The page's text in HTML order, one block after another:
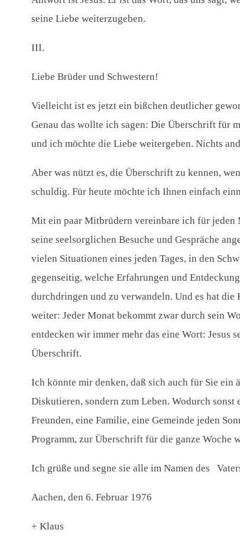
seine Liebe weiterzugeben.
III.
Liebe Brüder und Schwestern!
Vielleicht ist es jetzt ein bißchen deutlicher
Genau das wollte ich sagen: Die Überschrift für
und ich möchte die Liebe weitergeben. Nichts
Aber was nützt es, die Überschrift zu kennen,
schuldig. Für heute möchte ich Ihnen einfach
Mit ein paar Mitbrüdern vereinbare ich für jeden
seine seelsorglichen Besuche und Gespräche
vielen Situationen eines jeden Tages, in den
gegenseitig, welche Erfahrungen und
durchdringen und zu verwandeln. Und es hat
weiter: Jeder Monat bekommt zwar durch sein
entdecken wir immer mehr das eine Wort: Jesus
Überschrift.
Ich könnte mir denken, daß sich auch für Sie ein
Diskutieren, sondern zum Leben. Wodurch
Freunden, eine Familie, eine Gemeinde jeden
Programm, zur Überschrift für die ganze Woche
Ich grüße und segne sie alle im Namen des
Aachen, den 6. Februar 1976
+ Klaus